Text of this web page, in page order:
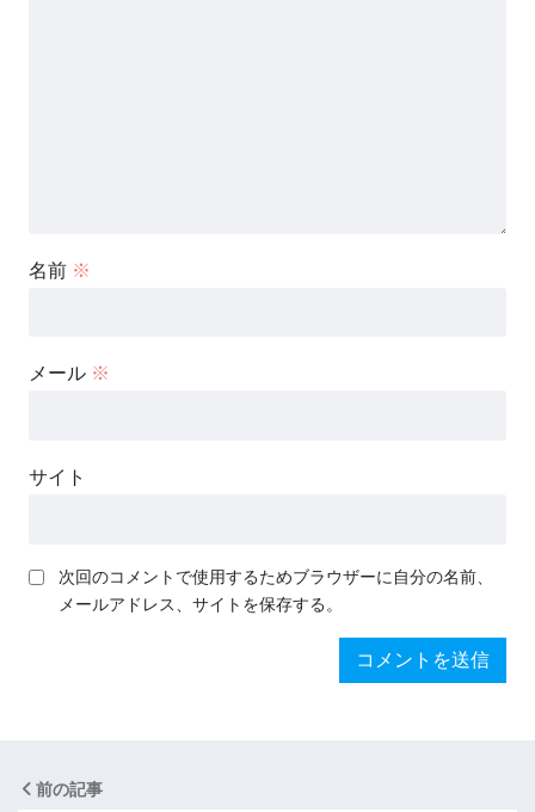
名前 ※
メール ※
サイト
次回のコメントで使用するためブラウザーに自分の名前、
メールアドレス、サイトを保存する。
前の記事